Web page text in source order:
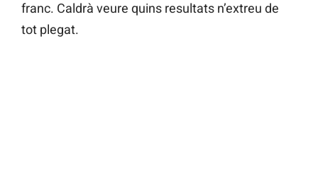
franc. Caldrà veure quins resultats n’extreu de
tot plegat.